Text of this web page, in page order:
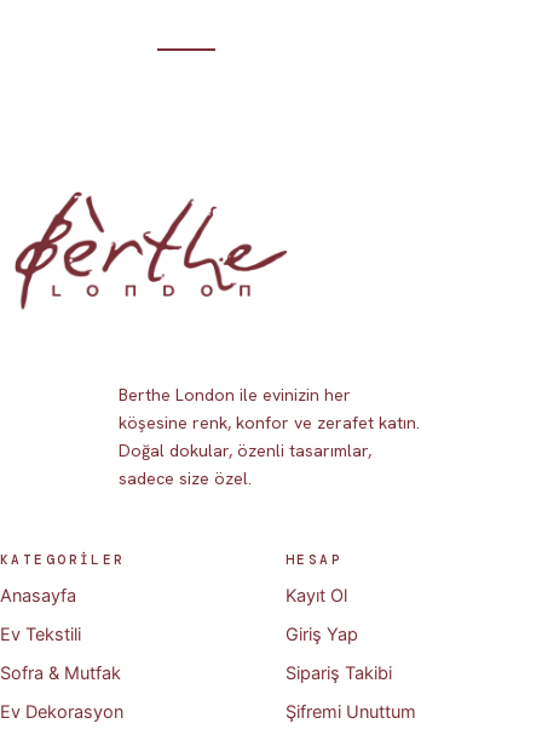
Berthe London ile evinizin her
köşesine renk, konfor ve zerafet katın.
Doğal dokular, özenli tasarımlar,
sadece size özel.
KATEGORİLER
Anasayfa
Ev Tekstili
Sofra & Mutfak
Ev Dekorasyon
HESAP
Kayıt Ol
Giriş Yap
Sipariş Takibi
Şifremi Unuttum